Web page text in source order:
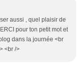
aussi , quel plaisir de
pour ton petit mot et
dans la journée <br
<br />